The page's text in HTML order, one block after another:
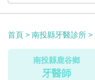
首頁 > 南投縣牙醫診所 >
南投縣鹿谷鄉
牙醫師